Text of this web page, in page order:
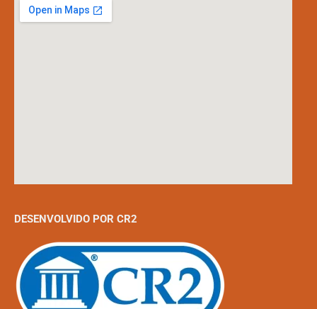
DESENVOLVIDO POR CR2